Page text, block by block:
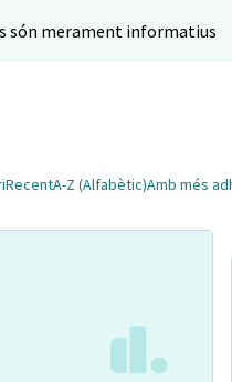
són merament informatius
RecentA-Z (Alfabètic)Amb més